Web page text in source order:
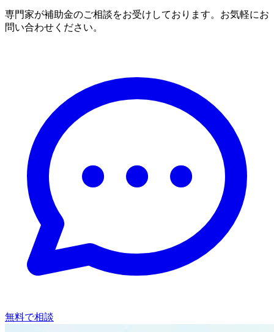
専門家が補助金のご相談をお受けしております。お気軽にお
問い合わせください。
無料で相談